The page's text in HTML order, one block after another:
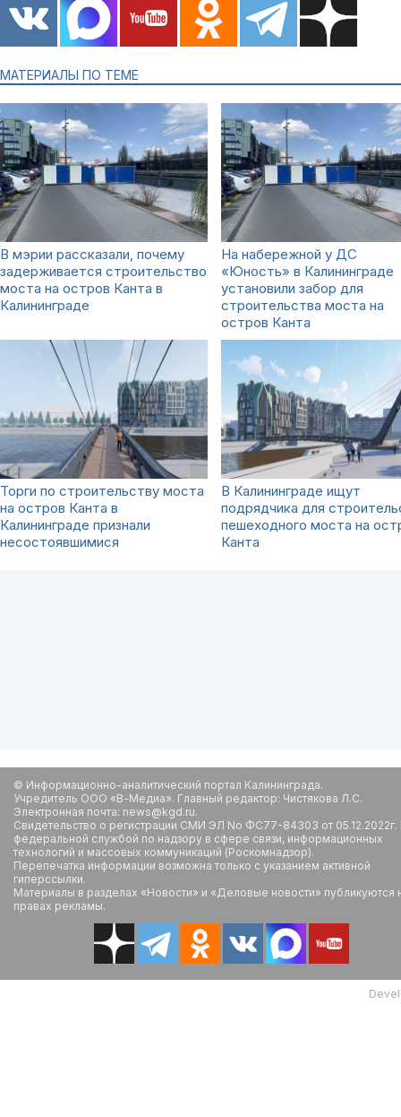
МАТЕРИАЛЫ ПО ТЕМЕ
В мэрии рассказали, почему
задерживается строительство
моста на остров Канта в
Калининграде
На набережной у ДС
«Юность» в Калининграде
установили забор для
строительства моста на
остров Канта
Торги по строительству моста
на остров Канта в
Калининграде признали
несостоявшимися
В Калининграде ищут
подрядчика для
пешеходного моста на
Канта
© Информационно-аналитический портал Калининграда.
Учредитель ООО «В-Медиа». Главный редактор: Чистякова Л.С.
Электронная почта: news@kgd.ru.
Свидетельство о регистрации СМИ ЭЛ No ФС77-84303 от
федеральной службой по надзору в сфере связи, информационных
технологий и массовых коммуникаций (Роскомнадзор).
Перепечатка информации возможна только с указанием активной
гиперссылки.
Материалы в разделах «Новости» и «Деловые новости» публикуются
правах рекламы.